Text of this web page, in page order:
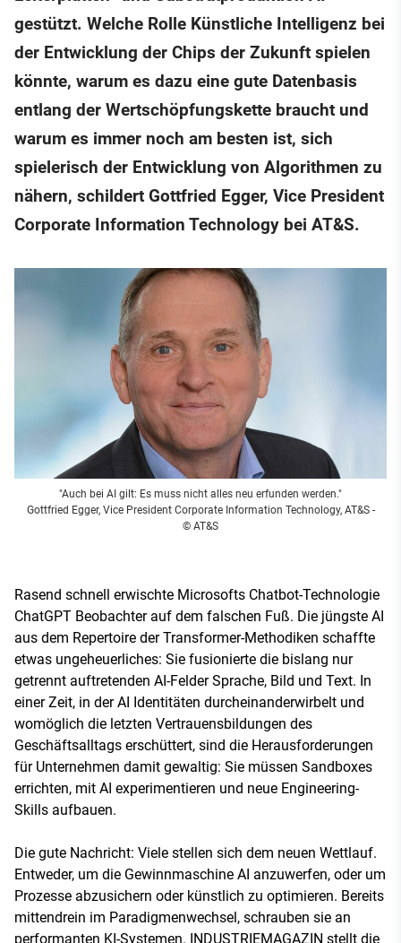
gestützt. Welche Rolle Künstliche Intelligenz bei
der Entwicklung der Chips der Zukunft spielen
könnte, warum es dazu eine gute Datenbasis
entlang der Wertschöpfungskette braucht und
warum es immer noch am besten ist, sich
spielerisch der Entwicklung von Algorithmen zu
nähern, schildert Gottfried Egger, Vice President
Corporate Information Technology bei AT&S.
"Auch bei AI gilt: Es muss nicht alles neu erfunden werden."
Gottfried Egger, Vice President Corporate Information Technology, AT&S-
© AT&S
Rasend schnell erwischte Microsofts Chatbot-Technologie
ChatGPT Beobachter auf dem falschen Fuß. Die jüngste AI
aus dem Repertoire der Transformer-Methodiken schaffte
etwas ungeheuerliches: Sie fusionierte die bislang nur
getrennt auftretenden AI-Felder Sprache, Bild und Text. In
einer Zeit, in der AI Identitäten durcheinanderwirbelt und
womöglich die letzten Vertrauensbildungen des
Geschäftsalltags erschüttert, sind die Herausforderungen
für Unternehmen damit gewaltig: Sie müssen Sandboxes
errichten, mit AI experimentieren und neue Engineering-
Skills aufbauen.
Die gute Nachricht: Viele stellen sich dem neuen Wettlauf.
Entweder, um die Gewinnmaschine AI anzuwerfen, oder um
Prozesse abzusichern oder künstlich zu optimieren. Bereits
mittendrein im Paradigmenwechsel, schrauben sie an
performanten KI-Systemen. INDUSTRIEMAGAZIN stellt die